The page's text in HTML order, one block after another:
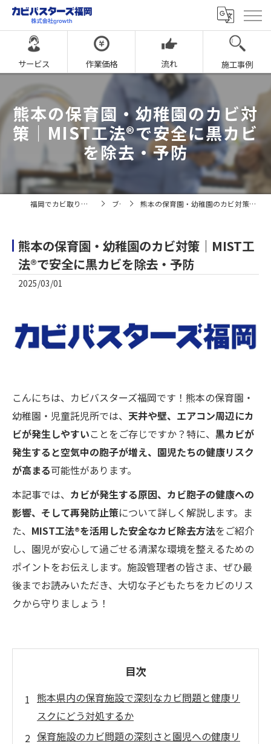
サービス 作業価格 流れ 施工事例
熊本の保育園・幼稚園のカビ対
策｜MIST工法®で安全に黒カビ
を除去・予防
福岡でカビ取りならカビバスターズ福岡 ブログ 熊本の保育園・幼稚園のカビ対策｜MIST工法®で安全に黒カビを除去・予防
熊本の保育園・幼稚園のカビ対策｜MIST工
法®で安全に黒カビを除去・予防
2025/03/01
こんにちは、カビバスターズ福岡です！熊本の保育園・
幼稚園・児童託児所では、 天井や壁、エアコン周辺にカ
ビが発生しやすいことをご存じですか？特に、 黒カビが
発生すると空気中の胞子が増え、園児たちの健康リスク
が高まる可能性があります。
本記事では、 カビが発生する原因、カビ胞子の健康への
影響、そして再発防止策について詳しく解説します。ま
た、 MIST工法®を活用した安全なカビ除去方法をご紹介
し、園児が安心して過ごせる清潔な環境を整えるための
ポイントをお伝えします。施設管理者の皆さま、ぜひ最
後までお読みいただき、大切な子どもたちをカビのリス
クから守りましょう！
目次
熊本県内の保育施設で深刻なカビ問題と健康リ
スクにどう対処するか
保育施設のカビ問題の深刻さと園児への健康リ